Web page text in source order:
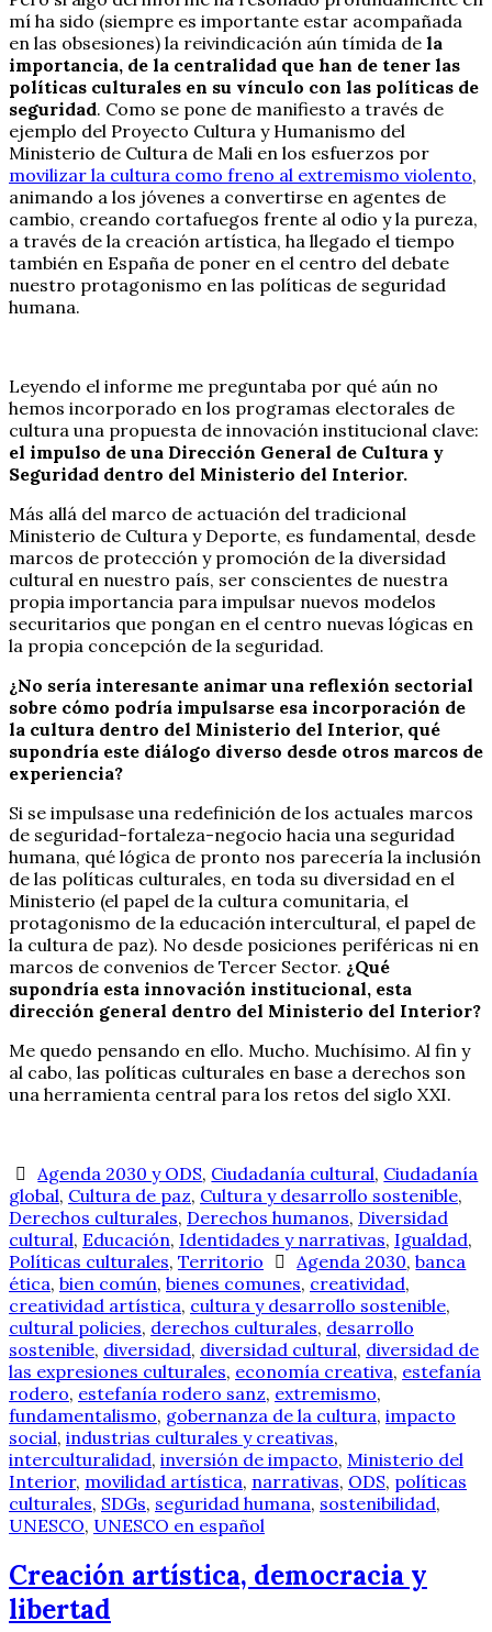
mí ha sido (siempre es importante estar acompañada
en las obsesiones) la reivindicación aún tímida de la
importancia, de la centralidad que han de tener las
políticas culturales en su vínculo con las políticas de
seguridad. Como se pone de manifiesto a través de
ejemplo del Proyecto Cultura y Humanismo del
Ministerio de Cultura de Mali en los esfuerzos por
movilizar la cultura como freno al extremismo violento,
animando a los jóvenes a convertirse en agentes de
cambio, creando cortafuegos frente al odio y la pureza,
a través de la creación artística, ha llegado el tiempo
también en España de poner en el centro del debate
nuestro protagonismo en las políticas de seguridad
humana.
Leyendo el informe me preguntaba por qué aún no
hemos incorporado en los programas electorales de
cultura una propuesta de innovación institucional clave:
el impulso de una Dirección General de Cultura y
Seguridad dentro del Ministerio del Interior.
Más allá del marco de actuación del tradicional
Ministerio de Cultura y Deporte, es fundamental, desde
marcos de protección y promoción de la diversidad
cultural en nuestro país, ser conscientes de nuestra
propia importancia para impulsar nuevos modelos
securitarios que pongan en el centro nuevas lógicas en
la propia concepción de la seguridad.
¿No sería interesante animar una reflexión sectorial
sobre cómo podría impulsarse esa incorporación de
la cultura dentro del Ministerio del Interior, qué
supondría este diálogo diverso desde otros marcos de
experiencia?
Si se impulsase una redefinición de los actuales marcos
de seguridad-fortaleza-negocio hacia una seguridad
humana, qué lógica de pronto nos parecería la inclusión
de las políticas culturales, en toda su diversidad en el
Ministerio (el papel de la cultura comunitaria, el
protagonismo de la educación intercultural, el papel de
la cultura de paz). No desde posiciones periféricas ni en
marcos de convenios de Tercer Sector. ¿Qué
supondría esta innovación institucional, esta
dirección general dentro del Ministerio del Interior?
Me quedo pensando en ello. Mucho. Muchísimo. Al fin y
al cabo, las políticas culturales en base a derechos son
una herramienta central para los retos del siglo XXI.
Agenda 2030 y ODS, Ciudadanía cultural, Ciudadanía
global, Cultura de paz, Cultura y desarrollo sostenible,
Derechos culturales, Derechos humanos, Diversidad
cultural, Educación, Identidades y narrativas, Igualdad,
Políticas culturales, Territorio Agenda 2030,banca
ética, bien común, bienes comunes, creatividad,
creatividad artística, cultura y desarrollo sostenible,
cultural policies, derechos culturales, desarrollo
sostenible, diversidad, diversidad cultural, diversidad de
las expresiones culturales, economía creativa, estefanía
rodero, estefanía rodero sanz, extremismo,
fundamentalismo, gobernanza de la cultura, impacto
social, industrias culturales y creativas,
interculturalidad, inversión de impacto, Ministerio del
Interior, movilidad artística, narrativas, ODS, políticas
culturales, SDGs, seguridad humana, sostenibilidad,
UNESCO, UNESCO en español
Creación artística, democracia y
libertad